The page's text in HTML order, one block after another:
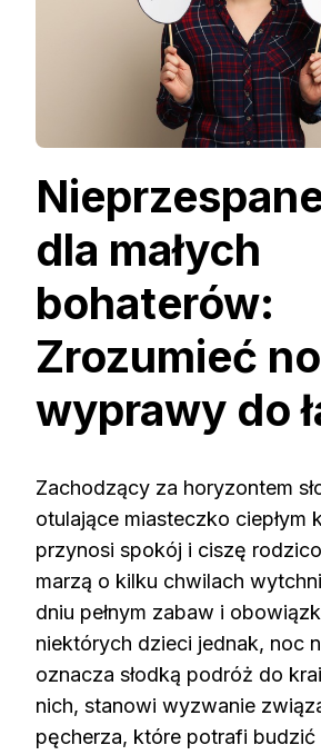
dla małych
bohaterów:
Zrozumieć
wyprawy do
Zachodzący za horyzontem
otulające miasteczko ciepłym
przynosi spokój i ciszę
marzą o kilku chwilach
dniu pełnym zabaw i
niektórych dzieci jednak, noc
oznacza słodką podróż do
nich, stanowi wyzwanie
pęcherza, które potrafi budzić